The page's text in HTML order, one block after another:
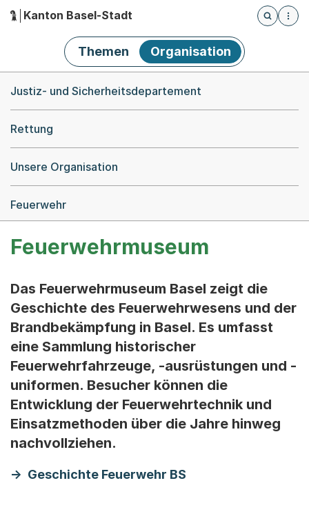
Hauptnavigation
Kanton Basel-Stadt
Öffnet
Themen Organisation
Justiz- und Sicherheitsdepartement
Rettung
Unsere Organisation
Feuerwehr
Feuerwehrmuseum
Das Feuerwehrmuseum Basel zeigt die
Geschichte des Feuerwehrwesens und der
Brandbekämpfung in Basel. Es umfasst
eine Sammlung historischer
Feuerwehrfahrzeuge, -ausrüstungen und -
uniformen. Besucher können die
Entwicklung der Feuerwehrtechnik und
Einsatzmethoden über die Jahre hinweg
nachvollziehen.
Geschichte Feuerwehr BS